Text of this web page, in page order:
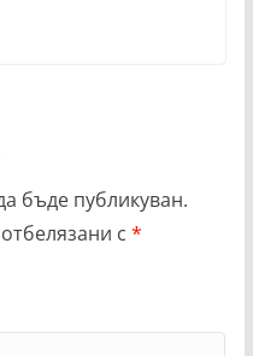
бъде публикуван.
с *